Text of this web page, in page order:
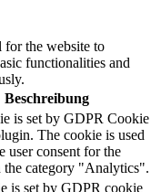
for the website to
functionalities and
Beschreibung
is set by GDPR Cookie
The cookie is used
user consent for the
the category "Analytics".
is set by GDPR cookie